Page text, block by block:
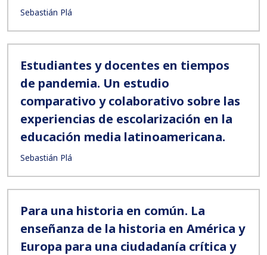
Sebastián Plá
Estudiantes y docentes en tiempos
de pandemia. Un estudio
comparativo y colaborativo sobre las
experiencias de escolarización en la
educación media latinoamericana.
Sebastián Plá
Para una historia en común. La
enseñanza de la historia en América y
Europa para una ciudadanía crítica y